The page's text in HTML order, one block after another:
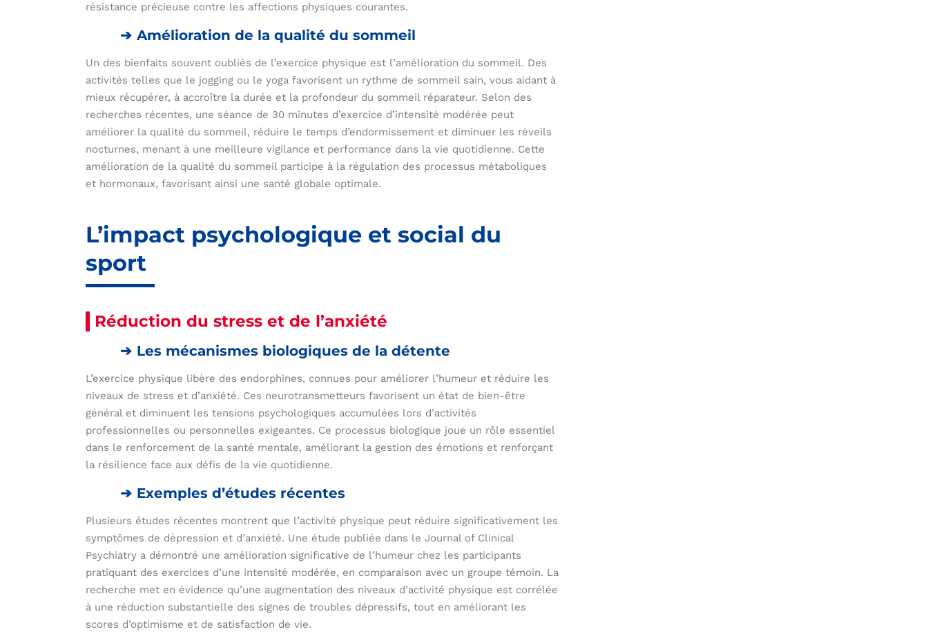
résistance précieuse contre les affections physiques courantes.
Amélioration de la qualité du sommeil
Un des bienfaits souvent oubliés de l’exercice physique est l’amélioration du sommeil. Des
activités telles que le jogging ou le yoga favorisent un rythme de sommeil sain, vous aidant à
mieux récupérer, à accroître la durée et la profondeur du sommeil réparateur. Selon des
recherches récentes, une séance de 30 minutes d’exercice d’intensité modérée peut
améliorer la qualité du sommeil, réduire le temps d’endormissement et diminuer les réveils
nocturnes, menant à une meilleure vigilance et performance dans la vie quotidienne. Cette
amélioration de la qualité du sommeil participe à la régulation des processus métaboliques
et hormonaux, favorisant ainsi une santé globale optimale.
L’impact psychologique et social du
sport
Réduction du stress et de l’anxiété
Les mécanismes biologiques de la détente
L’exercice physique libère des endorphines, connues pour améliorer l’humeur et réduire les
niveaux de stress et d’anxiété. Ces neurotransmetteurs favorisent un état de bien-être
général et diminuent les tensions psychologiques accumulées lors d’activités
professionnelles ou personnelles exigeantes. Ce processus biologique joue un rôle essentiel
dans le renforcement de la santé mentale, améliorant la gestion des émotions et renforçant
la résilience face aux défis de la vie quotidienne.
Exemples d’études récentes
Plusieurs études récentes montrent que l’activité physique peut réduire significativement les
symptômes de dépression et d’anxiété. Une étude publiée dans le Journal of Clinical
Psychiatry a démontré une amélioration significative de l’humeur chez les participants
pratiquant des exercices d’une intensité modérée, en comparaison avec un groupe témoin. La
recherche met en évidence qu’une augmentation des niveaux d’activité physique est corrélée
à une réduction substantielle des signes de troubles dépressifs, tout en améliorant les
scores d’optimisme et de satisfaction de vie.